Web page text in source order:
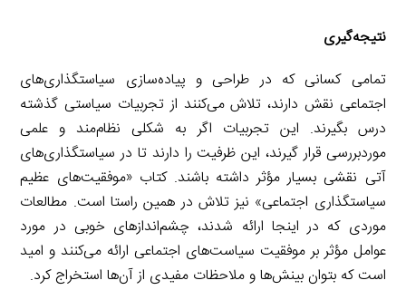
نتیجه‌گیری
تمامی کسانی که در طراحی و پیاده‌سازی سیاستگذاری‌های
اجتماعی نقش دارند، تلاش می‌کنند از تجربیات سیاستی گذشته
درس بگیرند. این تجربیات اگر به شکلی نظام‌مند و علمی
موردبررسی قرار گیرند، این ظرفیت را دارند تا در سیاستگذاری‌های
آتی نقشی بسیار مؤثر داشته باشند. کتاب «موفقیت‌های عظیم
سیاستگذاری اجتماعی» نیز تلاش در همین راستا است. مطالعات
موردی که در اینجا ارائه شدند، چشم‌اندازهای خوبی در مورد
عوامل مؤثر بر موفقیت سیاست‌های اجتماعی ارائه می‌کنند و امید
است که بتوان بینش‌ها و ملاحظات مفیدی از آن‌ها استخراج کرد.